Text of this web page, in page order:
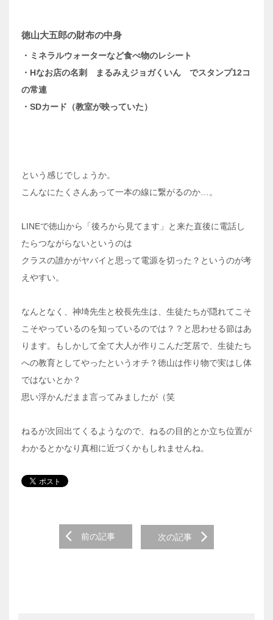
徳山大五郎の財布の中身
・ミネラルウォーターなど食べ物のレシート
・Hなお店の名刺 まるみえジョガくいん でスタンプ12コ
の常連
・SDカード（教室が映っていた）
という感じでしょうか。
こんなにたくさんあって一本の線に繋がるのか…。
LINEで徳山から「後ろから見てます」と来た直後に電話し
たらつながらないというのは
クラスの誰かがヤバイと思って電源を切った？というのが考
えやすい。
なんとなく、神埼先生と校長先生は、生徒たちが隠れてこそ
こそやっているのを知っているのでは？？と思わせる節はあ
ります。もしかして全て大人が作りこんだ芝居で、生徒たち
への教育としてやったというオチ？徳山は作り物で実はし体
ではないとか？
思い浮かんだまま言ってみましたが（笑
ねるが次回出てくるようなので、ねるの目的とか立ち位置が
わかるとかなり真相に近づくかもしれませんね。
Post navigation
前の記事 次の記事